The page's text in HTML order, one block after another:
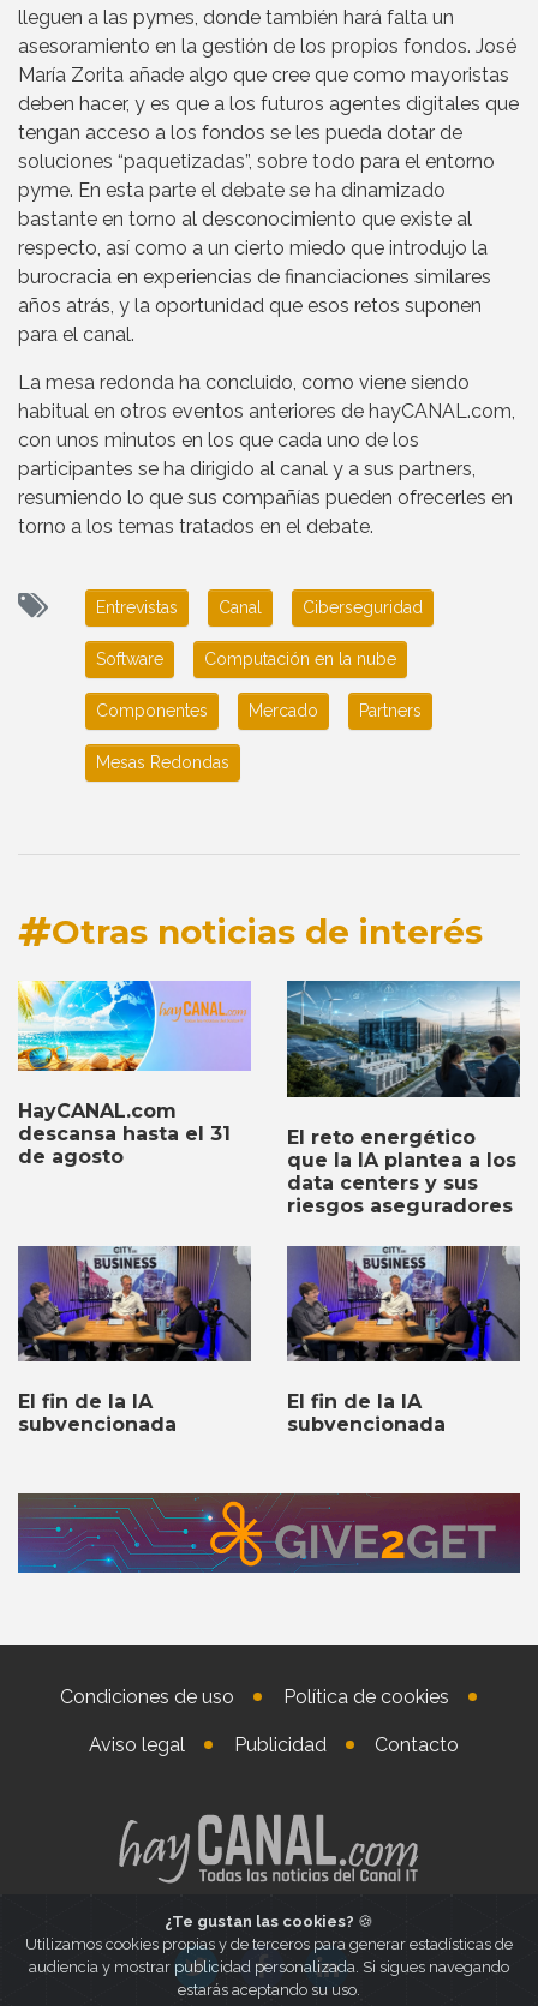
lleguen a las pymes, donde también hará falta un
asesoramiento en la gestión de los propios fondos. José
María Zorita añade algo que cree que como mayoristas
deben hacer, y es que a los futuros agentes digitales que
tengan acceso a los fondos se les pueda dotar de
soluciones “paquetizadas”, sobre todo para el entorno
pyme. En esta parte el debate se ha dinamizado
bastante en torno al desconocimiento que existe al
respecto, así como a un cierto miedo que introdujo la
burocracia en experiencias de financiaciones similares
años atrás, y la oportunidad que esos retos suponen
para el canal.
La mesa redonda ha concluido, como viene siendo
habitual en otros eventos anteriores de hayCANAL.com,
con unos minutos en los que cada uno de los
participantes se ha dirigido al canal y a sus partners,
resumiendo lo que sus compañías pueden ofrecerles en
torno a los temas tratados en el debate.
Entrevistas Canal Ciberseguridad
Software Computación en la nube
Componentes Mercado Partners
Mesas Redondas
Otras noticias de interés
HayCANAL.com
descansa hasta el 31
de agosto
El reto energético
que la IA plantea a los
data centers y sus
riesgos aseguradores
El fin de la IA
subvencionada
El fin de la IA
subvencionada
Condiciones de uso Política de cookies
Aviso legal Publicidad Contacto
¿Te gustan las cookies? 🍪
Utilizamos cookies propias y de terceros para generar estadísticas de
audiencia y mostrar publicidad personalizada. Si sigues navegando
estarás aceptando su uso.